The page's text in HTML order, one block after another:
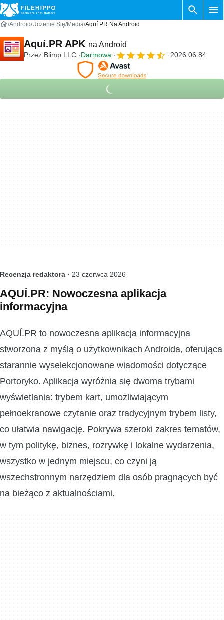
Android Uczenie Się Media Aquí.PR Na Android
Aquí.PR APK na Android
Przez Blimp LLC Darmowa 2026.06.84
Recenzja redaktora · 23 czerwca 2026
AQUÍ.PR: Nowoczesna aplikacja
informacyjna
AQUÍ.PR to nowoczesna aplikacja informacyjna
stworzona z myślą o użytkownikach Androida, oferująca
starannie wyselekcjonowane wiadomości dotyczące
Portoryko. Aplikacja wyróżnia się dwoma trybami
wyświetlania: trybem kart, umożliwiającym
pełnoekranowe czytanie oraz tradycyjnym trybem listy,
co ułatwia nawigację. Pokrywa szeroki zakres tematów,
w tym politykę, biznes, rozrywkę i lokalne wydarzenia,
wszystko w jednym miejscu, co czyni ją
wszechstronnym narzędziem dla osób pragnących być
na bieżąco z aktualnościami.